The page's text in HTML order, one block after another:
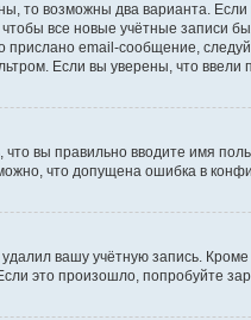
то возможны два варианта.
все новые учётные записи
email-сообщение,
Если вы уверены, что
вы правильно вводите имя
что допущена ошибка в
вашу учётную запись.
произошло, попробуйте